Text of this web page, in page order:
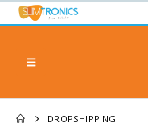
DROPSHIPPING